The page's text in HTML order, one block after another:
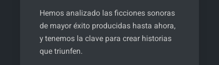
Hemos analizado las ficciones sonoras
de mayor éxito producidas hasta ahora,
y tenemos la clave para crear historias
que triunfen.